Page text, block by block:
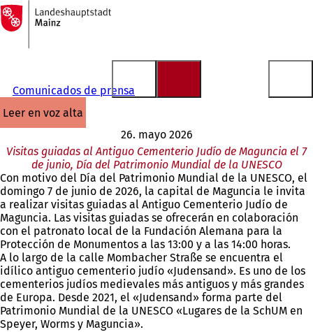
Saltar al contenido
A
la
página
Comunicados de prensa
leer en voz alta
26. mayo 2026
Visitas guiadas al Antiguo Cementerio Judío de Maguncia el 7
de junio, Día del Patrimonio Mundial de la UNESCO
Con motivo del Día del Patrimonio Mundial de la UNESCO, el
domingo 7 de junio de 2026, la capital de Maguncia le invita
a realizar visitas guiadas al Antiguo Cementerio Judío de
Maguncia. Las visitas guiadas se ofrecerán en colaboración
con el patronato local de la Fundación Alemana para la
Protección de Monumentos a las 13:00 y a las 14:00 horas.
A lo largo de la calle Mombacher Straße se encuentra el
idílico antiguo cementerio judío «Judensand». Es uno de los
cementerios judíos medievales más antiguos y más grandes
de Europa. Desde 2021, el «Judensand» forma parte del
Patrimonio Mundial de la UNESCO «Lugares de la SchUM en
Speyer, Worms y Maguncia».